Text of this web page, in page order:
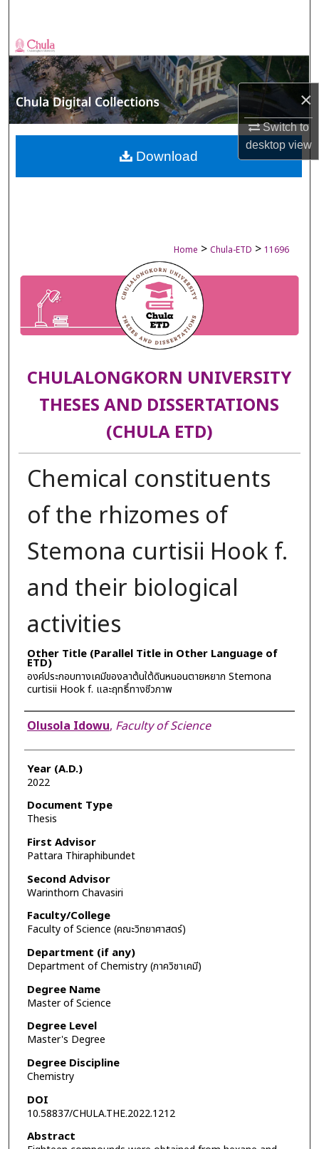
×
Switch to
desktopview
Browse Collections
My Account
About
Digital Commons Network™
Home > Chula-ETD > 11696
CHULALONGKORN UNIVERSITY
THESES AND DISSERTATIONS
(CHULA ETD)
Chemical constituents
of the rhizomes of
Stemona curtisii Hook f.
and their biological
activities
Other Title (Parallel Title in Other Language of
ETD)
องค์ประกอบทางเคมีของลาต้นใต้ดินหนอนตายหยาก Stemona
curtisii Hook f. และฤทธิ์ทางชีวภาพ
Author
Olusola Idowu, Faculty of Science
Year (A.D.)
2022
Document Type
Thesis
First Advisor
Pattara Thiraphibundet
Second Advisor
Warinthorn Chavasiri
Faculty/College
Faculty of Science (คณะวิทยาศาสตร์)
Department (if any)
Department of Chemistry (ภาควิชาเคมี)
Degree Name
Master of Science
Degree Level
Master's Degree
Degree Discipline
Chemistry
DOI
10.58837/CHULA.THE.2022.1212
Abstract
Download